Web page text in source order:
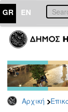
GR EN
Αρχική
ΕΠΙΚΑΙΡΟΤΗΤΑ
Τύπου
Αρχείο
2026
2025